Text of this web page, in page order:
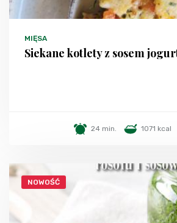
MIĘSA
Siekane kotlety z sosem
24 min. 1071 kcal
NOWOŚĆ